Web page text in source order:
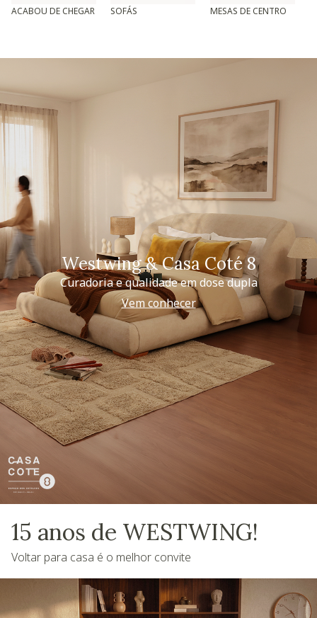
ACABOU DE CHEGAR SOFÁS MESAS DE CENTRO
Westwing & Casa Coté 8
Curadoria e qualidade em dose dupla
Vem conhecer
15 anos de WESTWING!
Voltar para casa é o melhor convite